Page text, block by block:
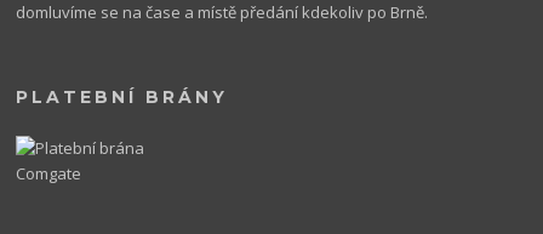
domluvíme se na čase a místě předání kdekoliv po Brně.
PLATEBNÍ BRÁNY